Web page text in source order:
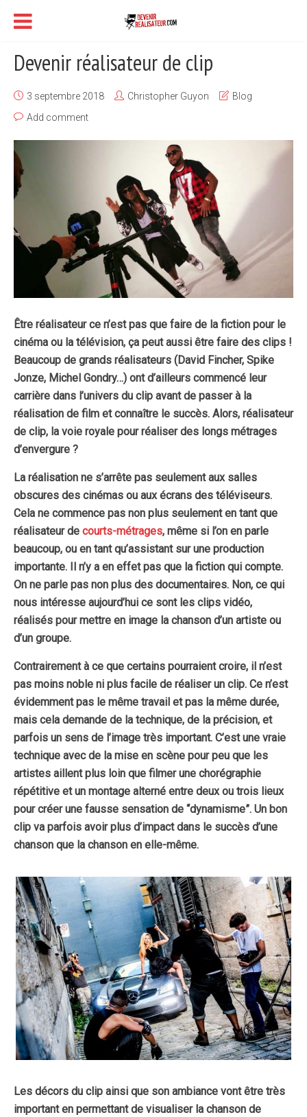
Devenir réalisateur de clip
3 septembre 2018 Christopher Guyon
Blog
Add comment
Être réalisateur ce n’est pas que faire de la fiction pour le
cinéma ou la télévision, ça peut aussi être faire des clips !
Beaucoup de grands réalisateurs (David Fincher, Spike
Jonze, Michel Gondry…) ont d’ailleurs commencé leur
carrière dans l’univers du clip avant de passer à la
réalisation de film et connaître le succès. Alors, réalisateur
de clip, la voie royale pour réaliser des longs métrages
d’envergure ?
La réalisation ne s’arrête pas seulement aux salles
obscures des cinémas ou aux écrans des téléviseurs.
Cela ne commence pas non plus seulement en tant que
réalisateur de courts-métrages, même si l’on en parle
beaucoup, ou en tant qu’assistant sur une production
importante. Il n’y a en effet pas que la fiction qui compte.
On ne parle pas non plus des documentaires. Non, ce qui
nous intéresse aujourd’hui ce sont les clips vidéo,
réalisés pour mettre en image la chanson d’un artiste ou
d’un groupe.
Contrairement à ce que certains pourraient croire, il n’est
pas moins noble ni plus facile de réaliser un clip. Ce n’est
évidemment pas le même travail et pas la même durée,
mais cela demande de la technique, de la précision, et
parfois un sens de l’image très important. C’est une vraie
technique avec de la mise en scène pour peu que les
artistes aillent plus loin que filmer une chorégraphie
répétitive et un montage alterné entre deux ou trois lieux
pour créer une fausse sensation de “dynamisme”. Un bon
clip va parfois avoir plus d’impact dans le succès d’une
chanson que la chanson en elle-même.
Les décors du clip ainsi que son ambiance vont être très
important en permettant de visualiser la chanson de